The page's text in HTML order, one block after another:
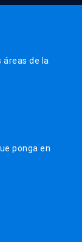
áreas de la
ponga en